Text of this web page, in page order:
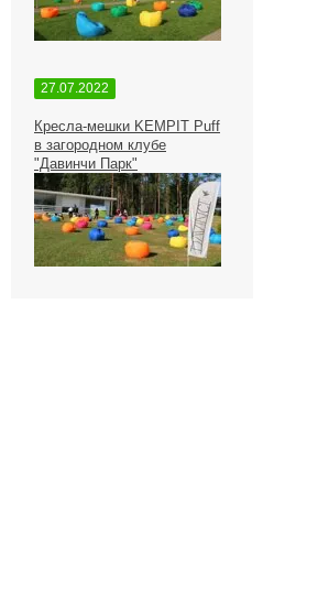
27.07.2022
Кресла-мешки KEMPIT Puff
в загородном клубе
"Давинчи Парк"